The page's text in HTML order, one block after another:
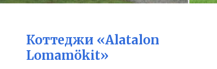
Коттеджи «Alatalon
Lomamökit»